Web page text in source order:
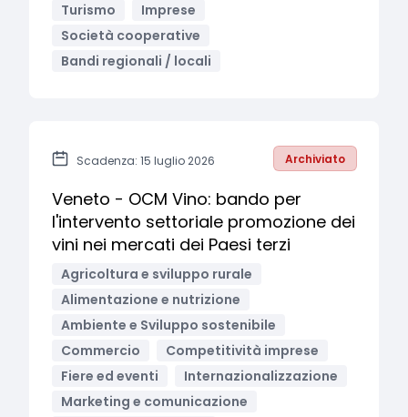
Turismo
Imprese
Società cooperative
Bandi regionali / locali
Scadenza: 15 luglio 2026 Archiviato
Veneto - OCM Vino: bando per
l'intervento settoriale promozione dei
vini nei mercati dei Paesi terzi
Agricoltura e sviluppo rurale
Alimentazione e nutrizione
Ambiente e Sviluppo sostenibile
Commercio
Competitività imprese
Fiere ed eventi
Internazionalizzazione
Marketing e comunicazione